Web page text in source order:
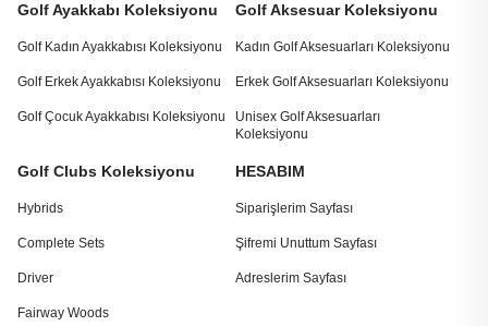
Golf Ayakkabı Koleksiyonu
Golf Kadın Ayakkabısı Koleksiyonu
Golf Erkek Ayakkabısı Koleksiyonu
Golf Çocuk Ayakkabısı Koleksiyonu
Golf Aksesuar Koleksiyonu
Kadın Golf Aksesuarları Koleksiyonu
Erkek Golf Aksesuarları Koleksiyonu
Unisex Golf Aksesuarları
Koleksiyonu
Golf Clubs Koleksiyonu
Hybrids
Complete Sets
Driver
Fairway Woods
HESABIM
Siparişlerim Sayfası
Şifremi Unuttum Sayfası
Adreslerim Sayfası